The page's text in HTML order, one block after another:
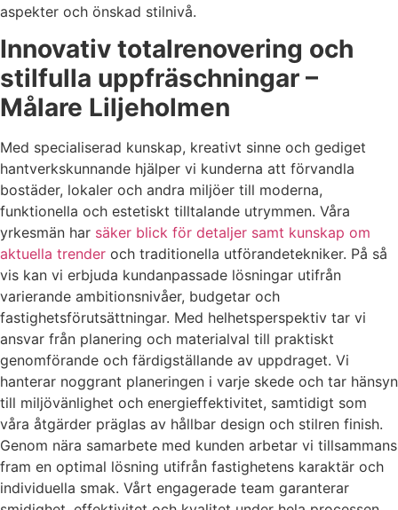
aspekter och önskad stilnivå.
Innovativ totalrenovering och
stilfulla uppfräschningar –
Målare Liljeholmen
Med specialiserad kunskap, kreativt sinne och gediget
hantverkskunnande hjälper vi kunderna att förvandla
bostäder, lokaler och andra miljöer till moderna,
funktionella och estetiskt tilltalande utrymmen. Våra
yrkesmän har säker blick för detaljer samt kunskap om
aktuella trender och traditionella utförandetekniker. På så
vis kan vi erbjuda kundanpassade lösningar utifrån
varierande ambitionsnivåer, budgetar och
fastighetsförutsättningar. Med helhetsperspektiv tar vi
ansvar från planering och materialval till praktiskt
genomförande och färdigställande av uppdraget. Vi
hanterar noggrant planeringen i varje skede och tar hänsyn
till miljövänlighet och energieffektivitet, samtidigt som
våra åtgärder präglas av hållbar design och stilren finish.
Genom nära samarbete med kunden arbetar vi tillsammans
fram en optimal lösning utifrån fastighetens karaktär och
individuella smak. Vårt engagerade team garanterar